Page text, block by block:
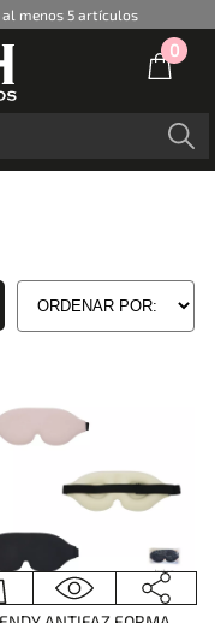
menos 5 artículos
0